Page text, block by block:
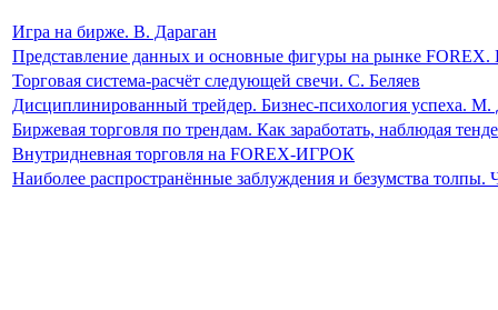
Игра на бирже. В. Дараган
Представление данных и основные фигуры на рынке
Торговая система-расчёт следующей свечи. С. Беляев
Дисциплинированный трейдер. Бизнес-психология успеха. М.
Биржевая торговля по трендам. Как заработать, наблюдая
Внутридневная торговля на FOREX-ИГРОК
Наиболее распространённые заблуждения и безумства толпы.